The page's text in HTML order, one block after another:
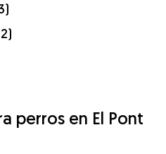
perros en El Pont